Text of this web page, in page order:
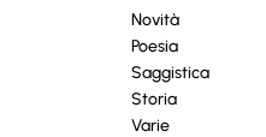
Novità
Poesia
Saggistica
Storia
Varie